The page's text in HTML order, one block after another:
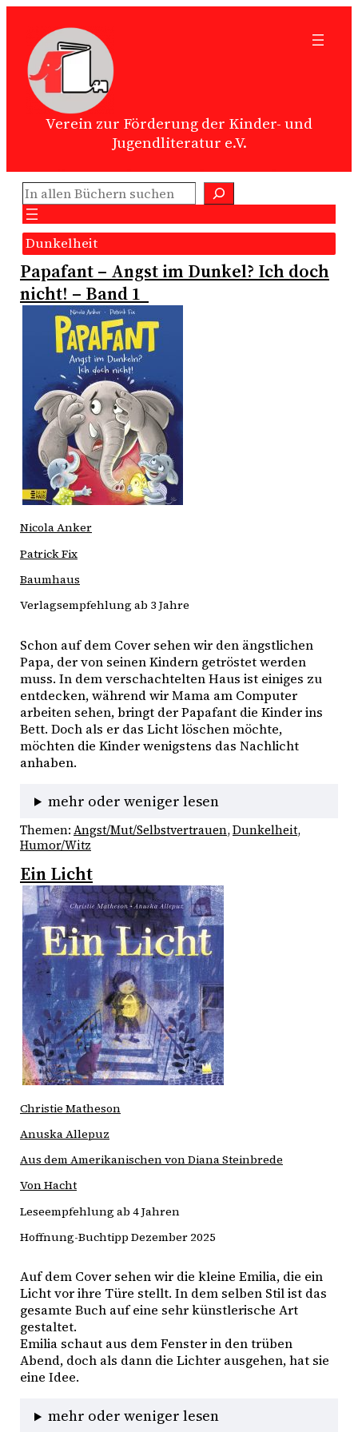
springen
Verein zur Förderung der Kinder- und
Jugendliteratur e.V.
Suchen
Dunkelheit
Papafant – Angst im Dunkel? Ich doch
nicht! – Band 1
Nicola Anker
Patrick Fix
Baumhaus
Verlagsempfehlung ab 3 Jahre
Schon auf dem Cover sehen wir den ängstlichen
Papa, der von seinen Kindern getröstet werden
muss. In dem verschachtelten Haus ist einiges zu
entdecken, während wir Mama am Computer
arbeiten sehen, bringt der Papafant die Kinder ins
Bett. Doch als er das Licht löschen möchte,
möchten die Kinder wenigstens das Nachlicht
anhaben.
mehr oder weniger lesen
Themen: Angst/Mut/Selbstvertrauen, Dunkelheit
Humor/Witz
Ein Licht
Christie Matheson
Anuska Allepuz
Aus dem Amerikanischen von Diana Steinbrede
Von Hacht
Leseempfehlung ab 4 Jahren
Hoffnung-Buchtipp Dezember 2025
Auf dem Cover sehen wir die kleine Emilia, die ein
Licht vor ihre Türe stellt. In dem selben Stil ist das
gesamte Buch auf eine sehr künstlerische Art
gestaltet.
Emilia schaut aus dem Fenster in den trüben
Abend, doch als dann die Lichter ausgehen, hat sie
eine Idee.
mehr oder weniger lesen